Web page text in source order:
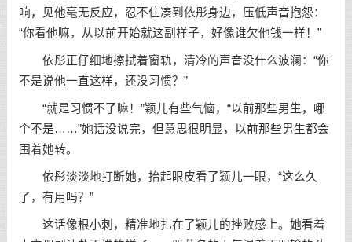
响，见他毫无反应，忍不住凑到依彤身边，压低声音抱怨：
“你看他嘛，从以前开始就这副样子，好像谁欠他钱一样！”
依彤正仔细地擦拭着窗轨，清冷的声音没什么波澜：“你
不是说他一直这样，还没习惯？”
“就是习惯不了嘛！”颖儿有些气恼，“以前那些男生，哪
个不是……”她话没说完，但意思很明显，以前那些男生都会
围着她转。
依彤淡淡地打断她，抬起眼皮看了颖儿一眼，“这么久
了，有用吗？”
这话像根小刺，精准地扎在了颖儿的挫败感上。她看着